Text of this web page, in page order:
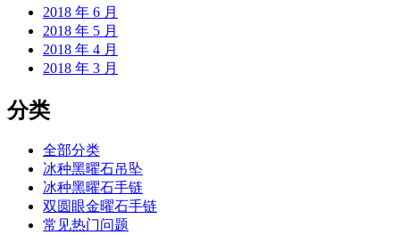
2018 年 6 月
2018 年 5 月
2018 年 4 月
2018 年 3 月
分类
全部分类
冰种黑曜石吊坠
冰种黑曜石手链
双圆眼金曜石手链
常见热门问题